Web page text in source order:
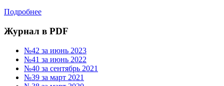
Подробнее
Журнал в PDF
№42 за июнь 2023
№41 за июнь 2022
№40 за сентябрь 2021
№39 за март 2021